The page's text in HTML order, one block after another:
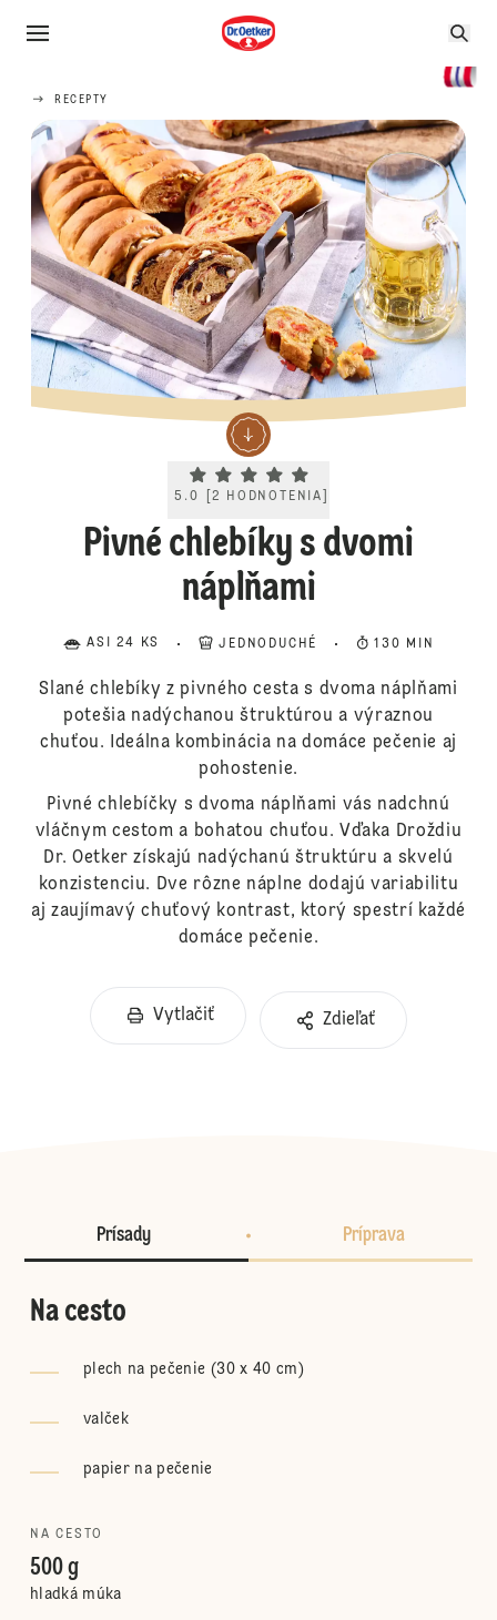
RECEPTY
Current rating 5.0. Click to rate.
5.0 [2 HODNOTENIA
Pivné chlebíky s dvomi
náplňami
ASI 24 KS JEDNODUCHÉ 130 MIN
Slané chlebíky z pivného cesta s dvoma náplňami
potešia nadýchanou štruktúrou a výraznou
chuťou. Ideálna kombinácia na domáce pečenie aj
pohostenie.
Pivné chlebíčky s dvoma náplňami vás nadchnú
vláčnym cestom a bohatou chuťou. Vďaka Droždiu
Dr. Oetker získajú nadýchanú štruktúru a skvelú
konzistenciu. Dve rôzne náplne dodajú variabilitu
aj zaujímavý chuťový kontrast, ktorý spestrí každé
domáce pečenie.
Vytlačiť Zdieľať
Prísady Príprava
Na cesto
plech na pečenie (30 x 40 cm)
valček
papier na pečenie
NA CESTO
500 g
hladká múka